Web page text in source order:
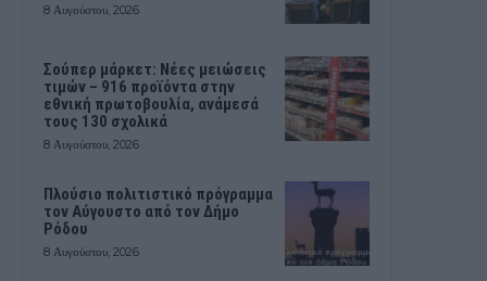
8 Αυγούστου, 2026
Σούπερ μάρκετ: Νέες μειώσεις
τιμών – 916 προϊόντα στην
εθνική πρωτοβουλία, ανάμεσά
τους 130 σχολικά
8 Αυγούστου, 2026
Πλούσιο πολιτιστικό πρόγραμμα
τον Αύγουστο από τον Δήμο
Ρόδου
8 Αυγούστου, 2026